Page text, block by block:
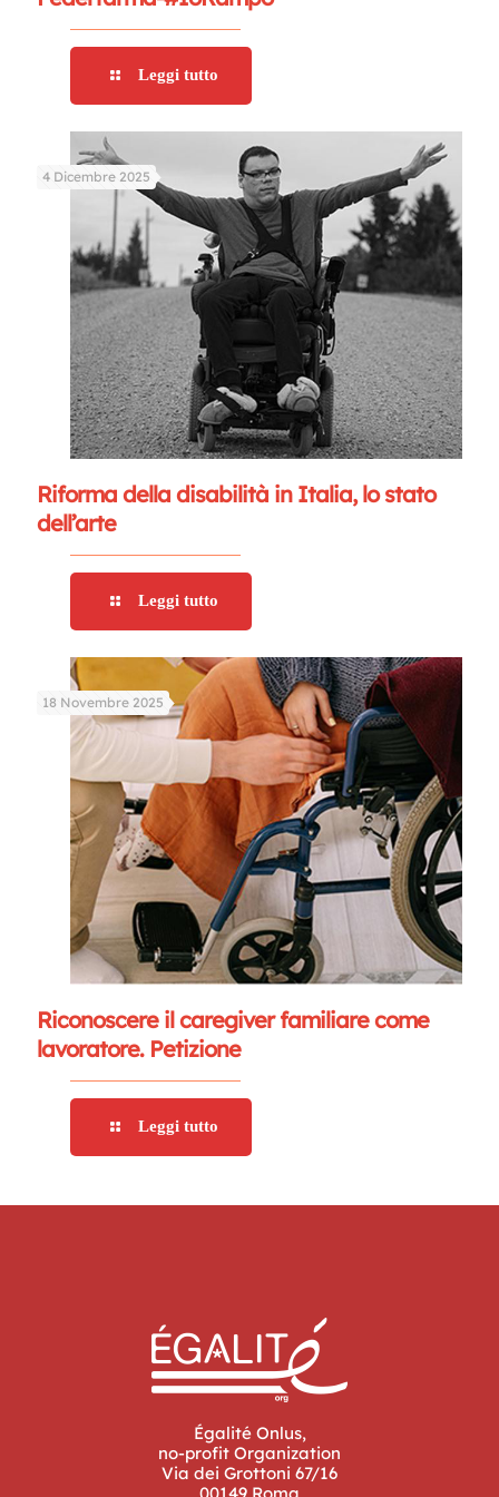
Leggi tutto
4 Dicembre 2025
Riforma della disabilità in Italia, lo stato
dell’arte
Leggi tutto
18 Novembre 2025
Riconoscere il caregiver familiare come
lavoratore. Petizione
Leggi tutto
Égalité Onlus,
no-profit Organization
Via dei Grottoni 67/16
00149 Roma